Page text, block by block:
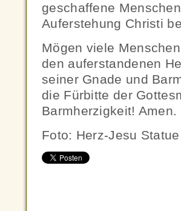
geschaffene
Auferstehung Christi
Mögen viele
den auferstandenen
seiner Gnade und
die Fürbitte der
Barmherzigkeit!
Foto: Herz-Jesu